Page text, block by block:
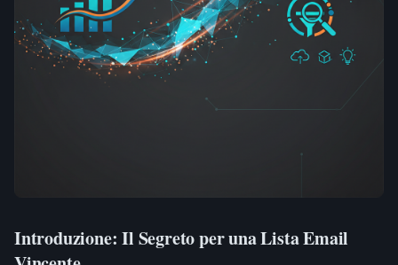
Introduzione: Il Segreto per una Lista Email